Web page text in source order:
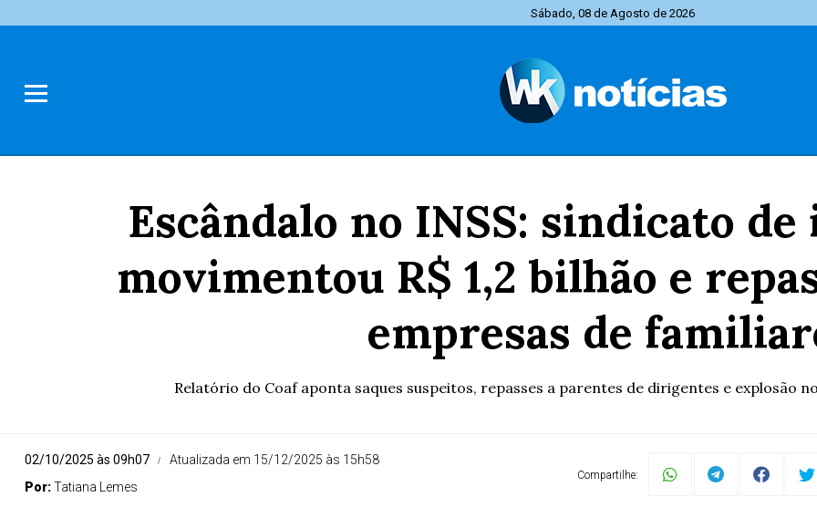
Sábado, 08 de Agosto de 2026
Escândalo no INSS: sindicato
movimentou R$ 1,2 bilhão e
empresas de
Relatório do Coaf aponta saques suspeitos, repasses a parentes de dirigentes e explosão
02/10/2025 às 09h07
Atualizada em 15/12/2025 às 15h58
Por:Tatiana Lemes
Compartilhe: